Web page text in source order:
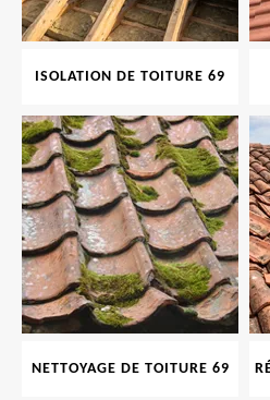
ISOLATION DE TOITURE 69
NETTOYAGE DE TOITURE 69